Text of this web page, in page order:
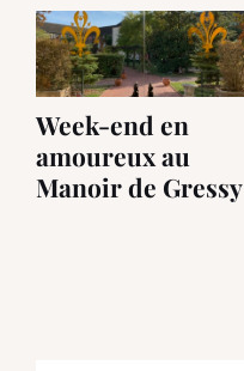
Week-end en
amoureux au
Manoir de Gressy